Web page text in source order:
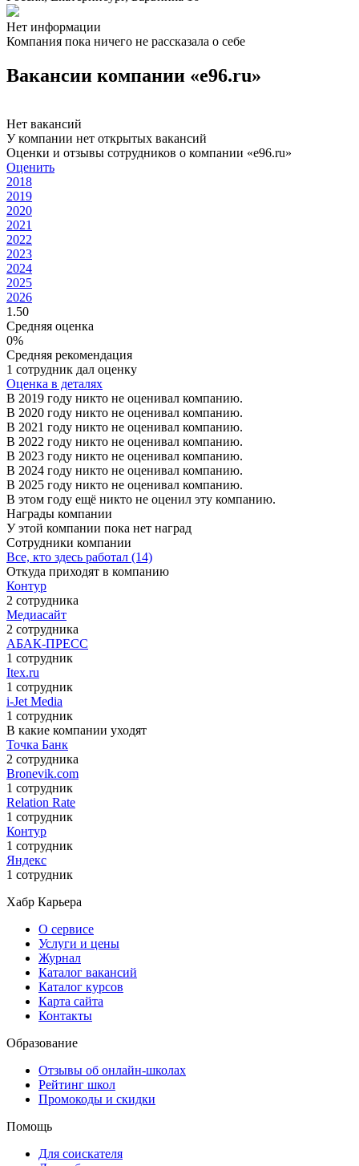
Нет информации
Компания пока ничего не рассказала о себе
Вакансии компании «e96.ru»
Нет вакансий
У компании нет открытых вакансий
Оценки и отзывы сотрудников о компании «e96.ru»
Оценить
2018
2019
2020
2021
2022
2023
2024
2025
2026
1.50
Средняя оценка
0%
Средняя рекомендация
1 сотрудник дал оценку
Оценка в деталях
В 2019 году никто не оценивал компанию.
В 2020 году никто не оценивал компанию.
В 2021 году никто не оценивал компанию.
В 2022 году никто не оценивал компанию.
В 2023 году никто не оценивал компанию.
В 2024 году никто не оценивал компанию.
В 2025 году никто не оценивал компанию.
В этом году ещё никто не оценил эту компанию.
Награды компании
У этой компании пока нет наград
Сотрудники компании
Все, кто здесь работал (14)
Откуда приходят в компанию
Контур
2 сотрудника
Медиасайт
2 сотрудника
АБАК-ПРЕСС
1 сотрудник
Itex.ru
1 сотрудник
i-Jet Media
1 сотрудник
В какие компании уходят
Точка Банк
2 сотрудника
Bronevik.com
1 сотрудник
Relation Rate
1 сотрудник
Контур
1 сотрудник
Яндекс
1 сотрудник
Хабр Карьера
О сервисе
Услуги и цены
Журнал
Каталог вакансий
Каталог курсов
Карта сайта
Контакты
Образование
Отзывы об онлайн-школах
Рейтинг школ
Промокоды и скидки
Помощь
Для соискателя